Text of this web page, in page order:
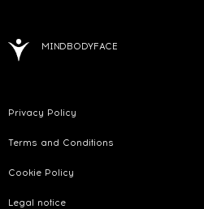
MINDBODYFACE
Privacy Policy
Terms and Conditions
Cookie Policy
Legal notice